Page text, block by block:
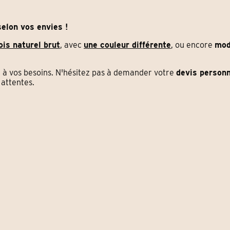
vos envies !
naturel brut, avec une couleur différente, ou encore
vos besoins. N'hésitez pas à demander votredevis